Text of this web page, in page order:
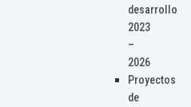
desarrollo
2023
–
2026
Proyectos
de